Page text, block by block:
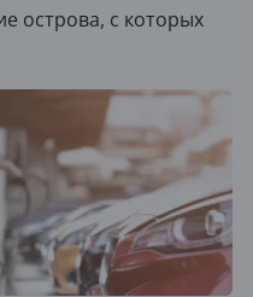
острова, с которых